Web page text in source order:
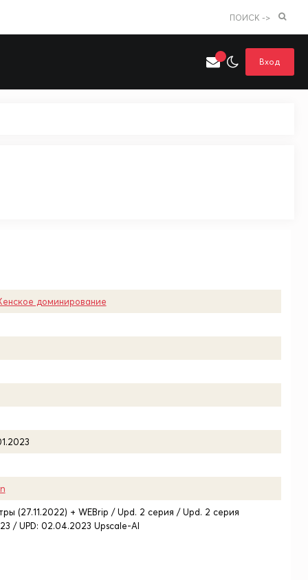
ПОИСК ->
Вход
доминирование
(27.11.2022) + WEBrip / Upd. 2 серия / Upd. 2 серия
/ UPD: 02.04.2023 Upscale-AI